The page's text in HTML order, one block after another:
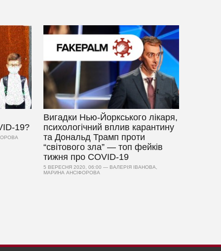
19?
Вигадки Нью-Йоркського лікаря,
психологічний вплив карантину
та Дональд Трамп проти
“світового зла” — топ фейків
тижня про COVID-19
5 ВЕРЕСНЯ 2020, 06:00 — ВАЛЕРІЯ ІВАНОВА,
МАРИНА АНСІФОРОВА